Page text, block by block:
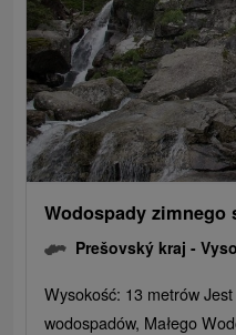
Wodospady zimnego
Prešovský kraj -
Wysokość: 13 metrów
wodospadów, Małego